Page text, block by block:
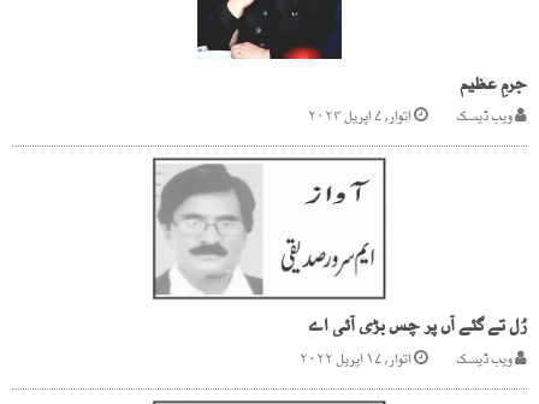
جرمِ عظیم
ویب ڈیسک اتوار, ۷ اپریل ۲۰۲۴
رُل تے گئے آں پر چس بڑی آئی اے
ویب ڈیسک اتوار, ۱۷ اپریل ۲۰۲۲